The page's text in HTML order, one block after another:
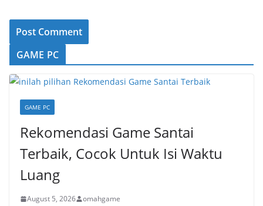
GAME PC
GAME PC
Rekomendasi Game Santai
Terbaik, Cocok Untuk Isi Waktu
Luang
August 5, 2026 omahgame